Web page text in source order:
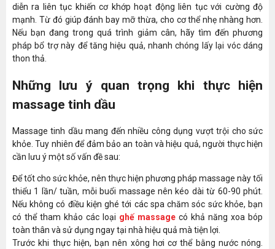
diễn ra liên tục khiến cơ khớp hoạt động liên tục với cường độ
mạnh. Từ đó giúp đánh bay mỡ thừa, cho cơ thể nhẹ nhàng hơn.
Nếu bạn đang trong quá trình giảm cân, hãy tìm đến phương
pháp bổ trợ này để tăng hiệu quả, nhanh chóng lấy lại vóc dáng
thon thả.
Những lưu ý quan trọng khi thực hiện
massage tinh dầu
Massage tinh dầu mang đến nhiều công dụng vượt trội cho sức
khỏe. Tuy nhiên để đảm bảo an toàn và hiệu quả, người thực hiện
cần lưu ý một số vấn đề sau:
Để tốt cho sức khỏe, nên thực hiện phương pháp massage này tối
thiểu 1 lần/ tuần, mỗi buổi massage nên kéo dài từ 60-90 phút.
Nếu không có điều kiện ghé tới các spa chăm sóc sức khỏe, bạn
có thể tham khảo các loại ghế massage có khả năng xoa bóp
toàn thân và sử dụng ngay tại nhà hiệu quả mà tiện lợi.
Trước khi thực hiện, bạn nên xông hơi cơ thể bằng nước nóng.